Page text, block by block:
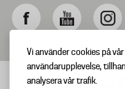
Vi använder cookies på
användarupplevelse,
analysera vår trafik.